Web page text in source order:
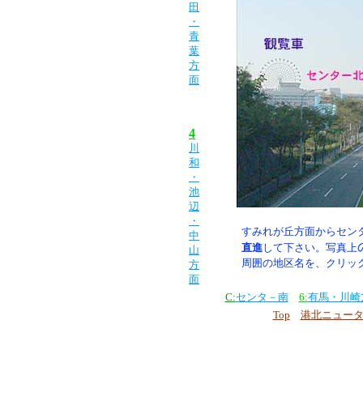
田
・
青
葉
方
面
4
川
和
・
池
辺
・
中
山
方
面
すみれが丘方面からセン
直進して下さい。 写真上
周囲の地区名を、クリッ
C:センタ－南 6:有馬・川崎
Top
港北ニュー